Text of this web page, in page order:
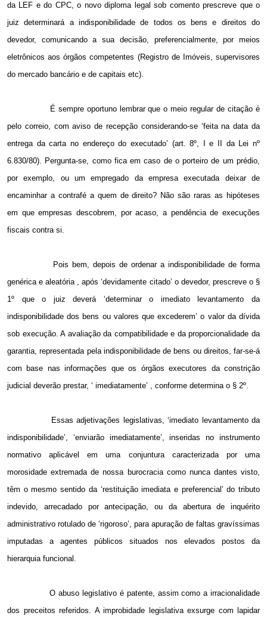
da LEF e do CPC, o novo diploma legal sob comento prescreve que o
juiz determinará a indisponibilidade de todos os bens e direitos do
devedor, comunicando a sua decisão, preferencialmente, por meios
eletrônicos aos órgãos competentes (Registro de Imóveis, supervisores
do mercado bancário e de capitais etc).
É sempre oportuno lembrar que o meio regular de citação é
pelo correio, com aviso de recepção considerando-se ‘feita na data da
entrega da carta no endereço do executado’ (art. 8º, I e II da Lei nº
6.830/80). Pergunta-se, como fica em caso de o porteiro de um prédio,
por exemplo, ou um empregado da empresa executada deixar de
encaminhar a contrafé a quem de direito? Não são raras as hipóteses
em que empresas descobrem, por acaso, a pendência de execuções
fiscais contra si.
Pois bem, depois de ordenar a indisponibilidade de forma
genérica e aleatória , após ‘devidamente citado’ o devedor, prescreve o §
1º que o juiz deverá ‘determinar o imediato levantamento da
indisponibilidade dos bens ou valores que excederem’ o valor da dívida
sob execução. A avaliação da compatibilidade e da proporcionalidade da
garantia, representada pela indisponibilidade de bens ou direitos, far-se-á
com base nas informações que os órgãos executores da constrição
judicial deverão prestar, ‘ imediatamente’ , conforme determina o § 2º.
Essas adjetivações legislativas, ‘imediato levantamento da
indisponibilidade’, ‘enviarão imediatamente’, inseridas no instrumento
normativo aplicável em uma conjuntura caracterizada por uma
morosidade extremada de nossa burocracia como nunca dantes visto,
têm o mesmo sentido da ‘restituição imediata e preferencial’ do tributo
indevido, arrecadado por antecipação, ou da abertura de inquérito
administrativo rotulado de ‘rigoroso’, para apuração de faltas gravíssimas
imputadas a agentes públicos situados nos elevados postos da
hierarquia funcional.
O abuso legislativo é patente, assim como a irracionalidade
dos preceitos referidos. A improbidade legislativa exsurge com lapidar